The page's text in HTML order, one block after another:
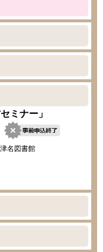
セミナー」
名図書館